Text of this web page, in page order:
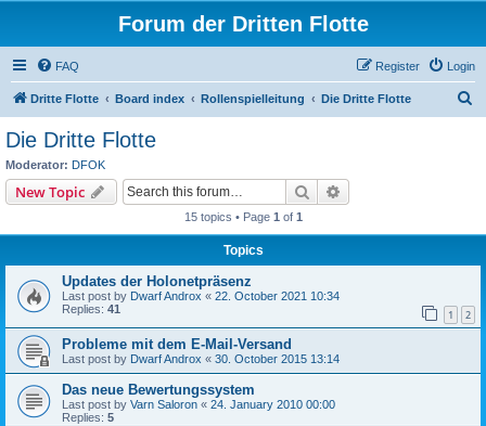
Forum der Dritten Flotte
FAQ Login
Register
Dritte Flotte Board index Rollenspielleitung Die Dritte Flotte
Die Dritte Flotte
Moderator: DFOK
New Topic Search
15 topics • Page 1 of 1
Topics
Updates der Holonetpräsenz
Last post by Dwarf Androx « 22. October 2021 10:34
Replies: 41 1 2
Probleme mit dem E-Mail-Versand
Last post by Dwarf Androx « 30. October 2015 13:14
Das neue Bewertungssystem
Last post by Varn Saloron « 24. January 2010 00:00
Replies: 5